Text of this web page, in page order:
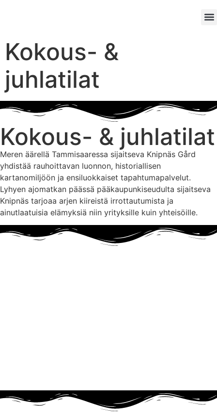
Kokous- &
juhlatilat
Kokous- & juhlatilat
Meren äärellä Tammisaaressa sijaitseva Knipnäs Gård
yhdistää rauhoittavan luonnon, historiallisen
kartanomiljöön ja ensiluokkaiset tapahtumapalvelut.
Lyhyen ajomatkan päässä pääkaupunkiseudulta sijaitseva
Knipnäs tarjoaa arjen kiireistä irrottautumista ja
ainutlaatuisia elämyksiä niin yrityksille kuin yhteisöille.​